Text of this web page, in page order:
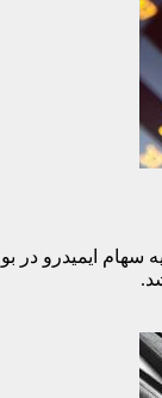
ایمیدرو در